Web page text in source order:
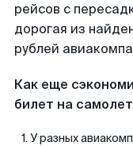
рейсов с
дорогая из
рублей
Как еще
билет на
У разных